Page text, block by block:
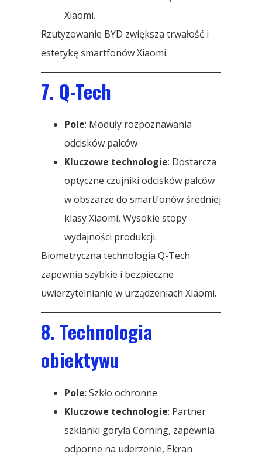
Xiaomi.
Rzutyzowanie BYD zwiększa trwałość i
estetykę smartfonów Xiaomi.
7. Q-Tech
Pole: Moduły rozpoznawania
odcisków palców
Kluczowe technologie: Dostarcza
optyczne czujniki odcisków palców
w obszarze do smartfonów średniej
klasy Xiaomi, Wysokie stopy
wydajności produkcji.
Biometryczna technologia Q-Tech
zapewnia szybkie i bezpieczne
uwierzytelnianie w urządzeniach Xiaomi.
8. Technologia
obiektywu
Pole: Szkło ochronne
Kluczowe technologie: Partner
szklanki goryla Corning, zapewnia
odporne na uderzenie, Ekran